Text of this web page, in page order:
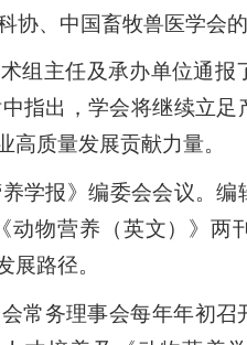
、中国畜牧兽医学会
组主任及承办单位通报
指出，学会将继续立足
质量发展贡献力量。
学报》编委会会议。编
物营养（英文）》两
展路径。
常务理事会每年年初召